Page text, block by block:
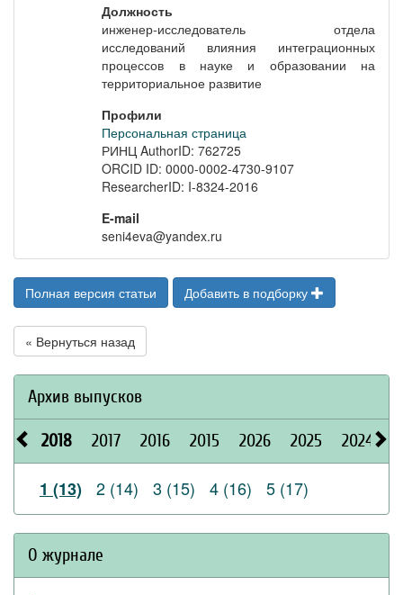
Должность
инженер-исследователь отдела
исследований влияния интеграционных
процессов в науке и образовании на
территориальное развитие
Профили
Персональная страница
РИНЦ AuthorID: 762725
ORCID ID: 0000-0002-4730-9107
ResearcherID: I-8324-2016
E-mail
seni4eva@yandex.ru
Полная версия статьи Добавить в подборку
« Вернуться назад
Архив выпусков
2018 2017 2016 2015 2026 2025 2024
1 (13) 2 (14) 3 (15) 4 (16) 5 (17)
О журнале